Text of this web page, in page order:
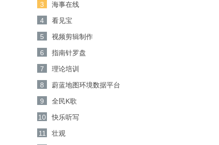
3 海事在线
4 看见宝
5 视频剪辑制作
6 指南针罗盘
7 理论培训
8 蔚蓝地图环境数据平台
9 全民K歌
10 快乐听写
11 壮观